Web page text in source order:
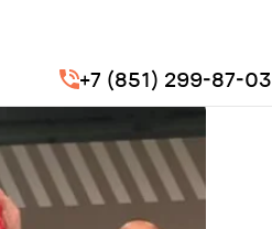
+7 (851) 299-87-03
перевозки